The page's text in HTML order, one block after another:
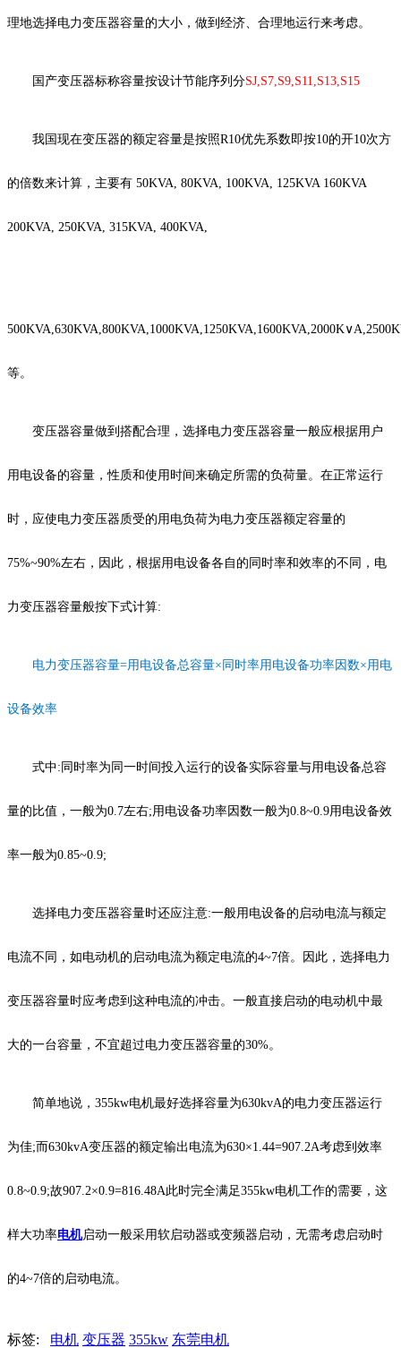
理地选择电力变压器容量的大小，做到经济、合理地运行来考虑。
国产变压器标称容量按设计节能序列分SJ,S7,S9,S11,S13,S15
我国现在变压器的额定容量是按照R10优先系数即按10的开10次方
的倍数来计算，主要有 50KVA, 80KVA, 100KVA, 125KVA 160KVA
200KVA, 250KVA, 315KVA, 400KVA,
等。
变压器容量做到搭配合理，选择电力变压器容量一般应根据用户
用电设备的容量，性质和使用时间来确定所需的负荷量。在正常运行
时，应使电力变压器质受的用电负荷为电力变压器额定容量的
75%~90%左右，因此，根据用电设备各自的同时率和效率的不同，电
力变压器容量般按下式计算:
电力变压器容量=用电设备总容量×同时率用电设备功率因数×用电
设备效率
式中:同时率为同一时间投入运行的设备实际容量与用电设备总容
量的比值，一般为0.7左右;用电设备功率因数一般为0.8~0.9用电设备效
率一般为0.85~0.9;
选择电力变压器容量时还应注意:一般用电设备的启动电流与额定
电流不同，如电动机的启动电流为额定电流的4~7倍。因此，选择电力
变压器容量时应考虑到这种电流的冲击。一般直接启动的电动机中最
大的一台容量，不宜超过电力变压器容量的30%。
简单地说，355kw电机最好选择容量为630kvA的电力变压器运行
为佳;而630kvA变压器的额定输出电流为630×1.44=907.2A考虑到效率
0.8~0.9;故907.2×0.9=816.48A此时完全满足355kw电机工作的需要，这
样大功率电机启动一般采用软启动器或变频器启动，无需考虑启动时
的4~7倍的启动电流。
标签: 电机 变压器 355kw 东莞电机